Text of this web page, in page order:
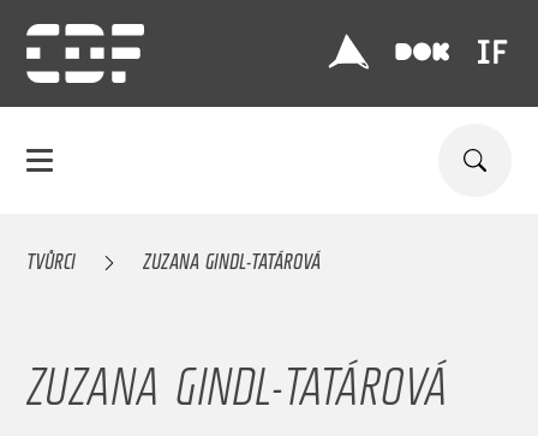
TVŮRCI ZUZANA GINDL-TATÁROVÁ
ZUZANA GINDL-TATÁROVÁ